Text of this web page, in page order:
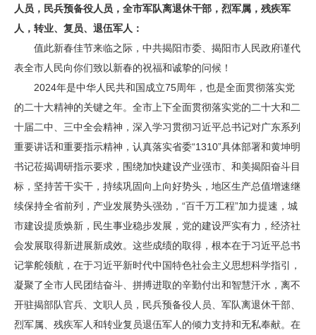
人员，民兵预备役人员，全市军队离退休干部，烈军属，残疾军
人，转业、复员、退伍军人：
值此新春佳节来临之际，中共揭阳市委、揭阳市人民政府谨代
表全市人民向你们致以新春的祝福和诚挚的问候！
2024年是中华人民共和国成立75周年，也是全面贯彻落实党
的二十大精神的关键之年。全市上下全面贯彻落实党的二十大和二
十届二中、三中全会精神，深入学习贯彻习近平总书记对广东系列
重要讲话和重要指示精神，认真落实省委“1310”具体部署和黄坤明
书记莅揭调研指示要求，围绕加快建设产业强市、和美揭阳奋斗目
标，坚持苦干实干，持续巩固向上向好势头，地区生产总值增速继
续保持全省前列，产业发展势头强劲，“百千万工程”加力提速，城
市建设提质焕新，民生事业稳步发展，党的建设严实有力，经济社
会发展取得新进展新成效。这些成绩的取得，根本在于习近平总书
记掌舵领航，在于习近平新时代中国特色社会主义思想科学指引，
凝聚了全市人民团结奋斗、拼搏进取的辛勤付出和智慧汗水，离不
开驻揭部队官兵、文职人员，民兵预备役人员、军队离退休干部、
烈军属、残疾军人和转业复员退伍军人的倾力支持和无私奉献。在